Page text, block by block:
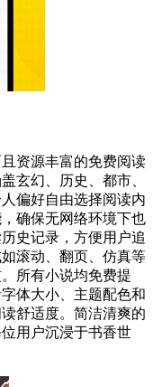
资源丰富的免费阅读
玄幻、历史、都市、
偏好自由选择阅读内
确保无网络环境下也
史记录，方便用户追
滚动、翻页、仿真等
所有小说均免费提
体大小、主题配色和
舒适度。简洁清爽的
用户沉浸于书香世